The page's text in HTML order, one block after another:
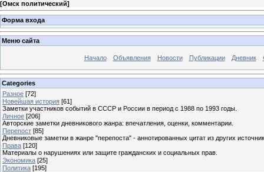
[Омск политический]
Форма входа
Меню сайта
Начало Объявления Новости Публикации Дневник
Categories
Разное [72]
Новейшая история [61]
Заметки участников событий в СССР и России в период с 1988 по 1993 годы.
Личное [206]
Авторские заметки дневникового жанра: впечатления, оценки, комментарии.
Перепост [85]
Дневниковые заметки в жанре "перепоста" - аннотированных цитат из других
Права [120]
Материалы о нарушениях или защите гражданских и социальных прав.
Экономика [25]
Политика [195]